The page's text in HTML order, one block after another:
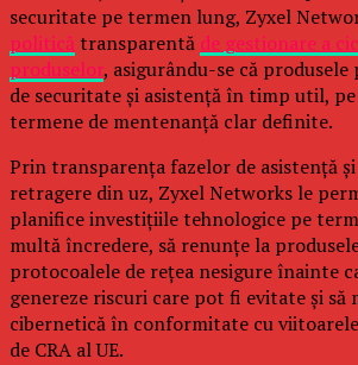
securitate pe termen lung, Zyxel
politică transparentă de gestionare a
produselor, asigurându-se că
de securitate și asistență în timp util,
termene de mentenanță clar definite.
Prin transparența fazelor de asistență
retragere din uz, Zyxel Networks le
planifice investițiile tehnologice pe
multă încredere, să renunțe la
protocoalele de rețea nesigure înainte
genereze riscuri care pot fi evitate și să
cibernetică în conformitate cu
de CRA al UE.